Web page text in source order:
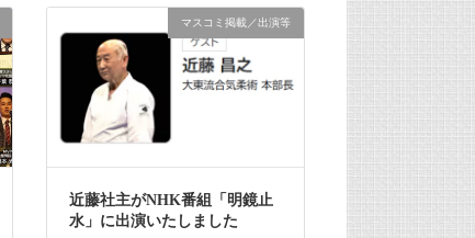
マスコミ掲載／出演等
近藤社主がNHK番組「明鏡止
水」に出演いたしました